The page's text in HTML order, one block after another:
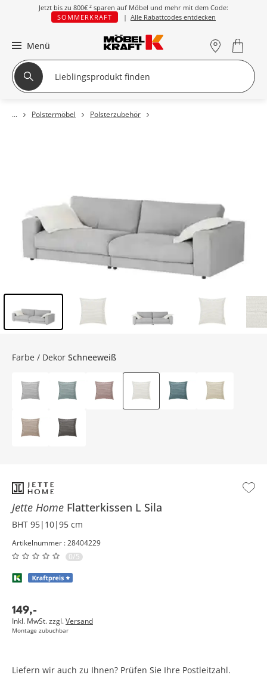
Jetzt bis zu 800€ ² sparen auf Möbel und mehr mit dem Code:
SOMMERKRAFT
| Alle Rabattcodes entdecken
Menü
Polstermöbel Polsterzubehör
Jette Home Flatterkissen L Sila
BHT 95|10|95 cm
Artikelnummer : 28404229
0/5
149,-
Inkl. MwSt. zzgl.Versand
Montage zubuchbar
Farbe / Dekor Schneeweiß
Liefern wir auch zu Ihnen? Prüfen Sie Ihre Postleitzahl.